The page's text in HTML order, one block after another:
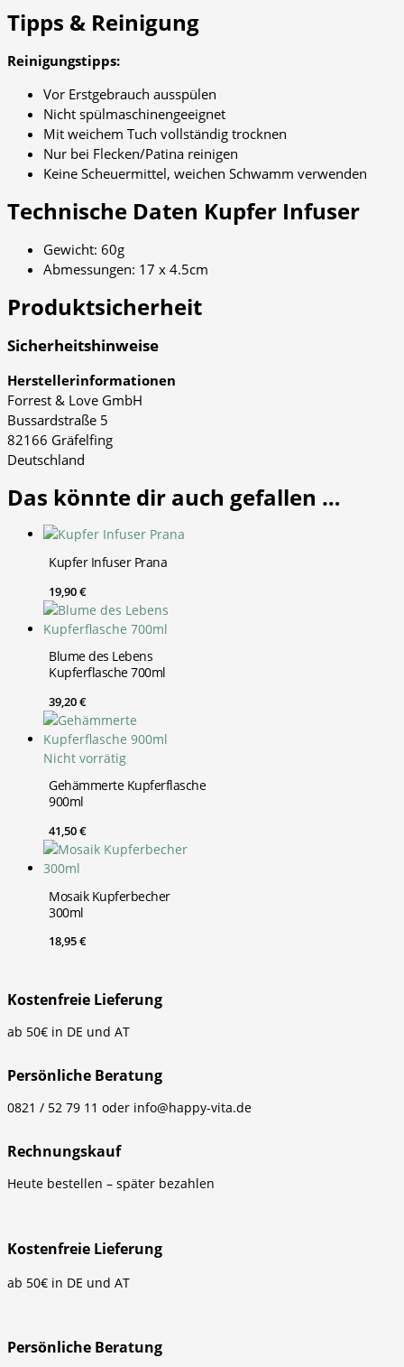
Tipps & Reinigung
Reinigungstipps:
Vor Erstgebrauch ausspülen
Nicht spülmaschinengeeignet
Mit weichem Tuch vollständig trocknen
Nur bei Flecken/Patina reinigen
Keine Scheuermittel, weichen Schwamm verwenden
Technische Daten Kupfer Infuser
Gewicht: 60g
Abmessungen: 17 x 4.5cm
Produktsicherheit
Sicherheitshinweise
Herstellerinformationen
Forrest & Love GmbH
Bussardstraße 5
82166 Gräfelfing
Deutschland
Das könnte dir auch gefallen …
Kupfer Infuser Prana
19,90€
Blume des Lebens
Kupferflasche 700ml
39,20€
Nicht vorrätig
Gehämmerte Kupferflasche
900ml
41,50€
Mosaik Kupferbecher
300ml
18,95€
Kostenfreie Lieferung
ab 50€ in DE und AT
Persönliche Beratung
0821 / 52 79 11 oder info@happy-vita.de
Rechnungskauf
Heute bestellen – später bezahlen
Kostenfreie Lieferung
ab 50€ in DE und AT
Persönliche Beratung